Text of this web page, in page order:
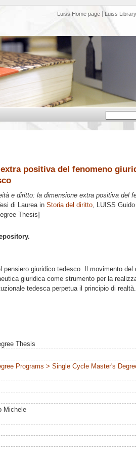
Luiss Home page Luiss
positiva del fenomeno
e diritto: la dimensione extra positiva del
di Laurea in Storia del diritto, LUISS
Thesis]
giuridico tedesco. Il movimento del
giuridica come strumento per la
tedesca perpetua il principio di realtà.
Thesis
Programs > Single Cycle Master's
Michele